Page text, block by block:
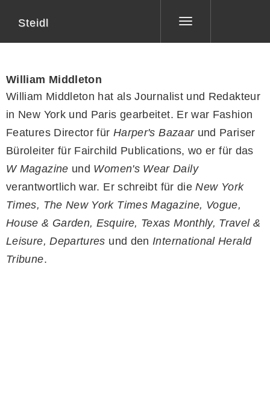
Toggle
Steidl
William Middleton
William Middleton hat als Journalist und Redakteur
in New York und Paris gearbeitet. Er war Fashion
Features Director für Harper's Bazaarund Pariser
Büroleiter für Fairchild Publications, wo er für das
W Magazine und Women's Wear Daily
verantwortlich war. Er schreibt für dieNew York
Times, The New York Times Magazine, Vogue,
House & Garden, Esquire, Texas Monthly, Travel &
Leisure, Departures und denInternational Herald
Tribune.